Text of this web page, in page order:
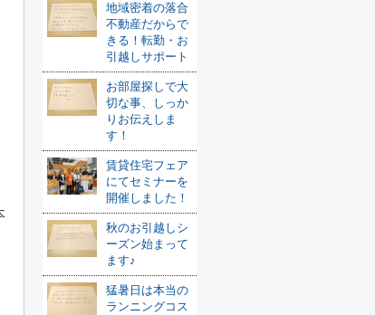
地域密着の落合
不動産だからで
きる！転勤・お
引越しサポート
お部屋探しで大
切な事、しっか
りお伝えしま
す！
賃貸住宅フェア
にてセミナーを
開催しました！
秋のお引越しシ
ーズン始まって
ます♪
猛暑日は本当の
ランニングコス